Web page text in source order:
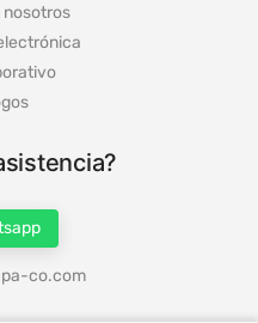
nosotros
co.com